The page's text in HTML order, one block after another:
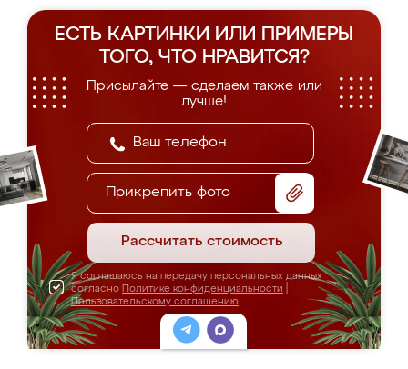
ЕСТЬ КАРТИНКИ ИЛИ ПРИМЕРЫ
ТОГО, ЧТО НРАВИТСЯ?
Присылайте — сделаем также или
лучше!
Прикрепить фото
Рассчитать стоимость
Я соглашаюсь на передачу персональных данных
согласно Политике конфиденциальности
Пользовательскому соглашению